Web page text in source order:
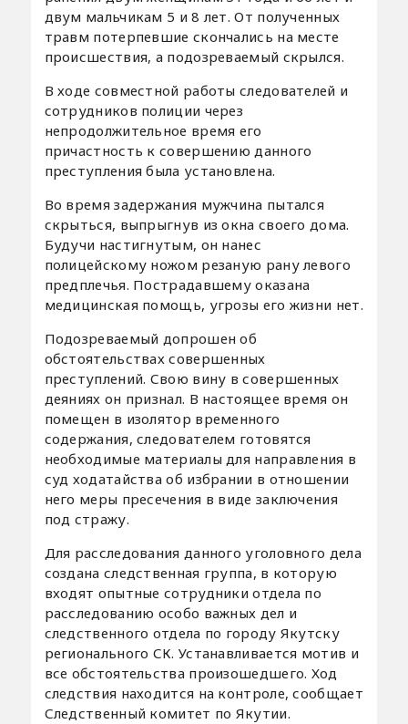
двум мальчикам 5 и 8 лет. От полученных
травм потерпевшие скончались на месте
происшествия, а подозреваемый скрылся.
В ходе совместной работы следователей и
сотрудников полиции через
непродолжительное время его
причастность к совершению данного
преступления была установлена.
Во время задержания мужчина пытался
скрыться, выпрыгнув из окна своего дома.
Будучи настигнутым, он нанес
полицейскому ножом резаную рану левого
предплечья. Пострадавшему оказана
медицинская помощь, угрозы его жизни нет.
Подозреваемый допрошен об
обстоятельствах совершенных
преступлений. Свою вину в совершенных
деяниях он признал. В настоящее время он
помещен в изолятор временного
содержания, следователем готовятся
необходимые материалы для направления в
суд ходатайства об избрании в отношении
него меры пресечения в виде заключения
под стражу.
Для расследования данного уголовного дела
создана следственная группа, в которую
входят опытные сотрудники отдела по
расследованию особо важных дел и
следственного отдела по городу Якутску
регионального СК. Устанавливается мотив и
все обстоятельства произошедшего. Ход
следствия находится на контроле, сообщает
Следственный комитет по Якутии.